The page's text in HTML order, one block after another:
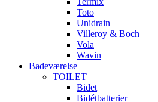
Toto
Unidrain
Villeroy & Boch
Vola
Wavin
Badeværelse
TOILET
Bidet
Bidétbatterier